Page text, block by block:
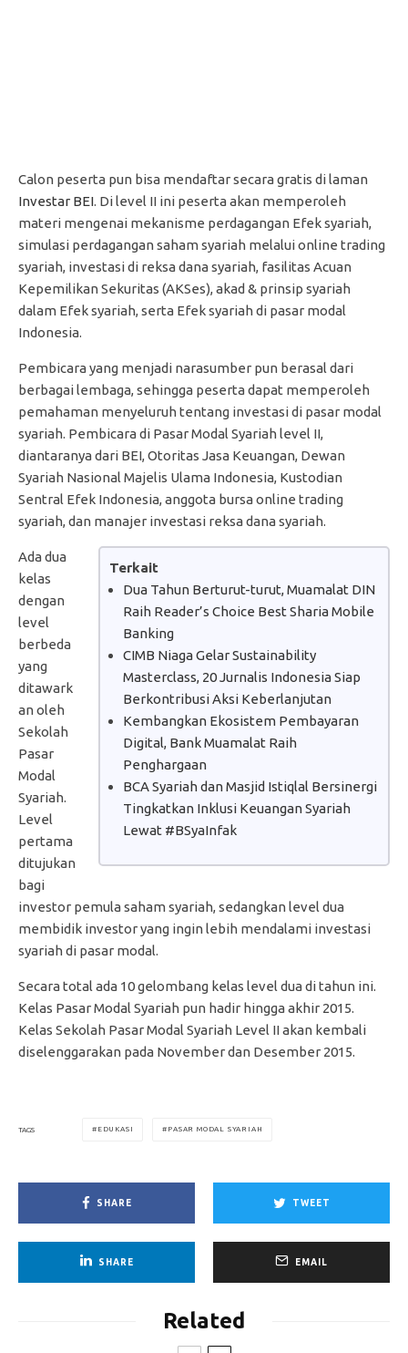
Calon peserta pun bisa mendaftar secara gratis di laman
Investar BEI. Di level II ini peserta akan memperoleh
materi mengenai mekanisme perdagangan Efek syariah,
simulasi perdagangan saham syariah melalui online trading
syariah, investasi di reksa dana syariah, fasilitas Acuan
Kepemilikan Sekuritas (AKSes), akad & prinsip syariah
dalam Efek syariah, serta Efek syariah di pasar modal
Indonesia.
Pembicara yang menjadi narasumber pun berasal dari
berbagai lembaga, sehingga peserta dapat memperoleh
pemahaman menyeluruh tentang investasi di pasar modal
syariah. Pembicara di Pasar Modal Syariah level II,
diantaranya dari BEI, Otoritas Jasa Keuangan, Dewan
Syariah Nasional Majelis Ulama Indonesia, Kustodian
Sentral Efek Indonesia, anggota bursa online trading
syariah, dan manajer investasi reksa dana syariah.
Terkait
Dua Tahun Berturut-turut, Muamalat DIN
Raih Reader’s Choice Best Sharia Mobile
Banking
CIMB Niaga Gelar Sustainability
Masterclass, 20 Jurnalis Indonesia Siap
Berkontribusi Aksi Keberlanjutan
Kembangkan Ekosistem Pembayaran
Digital, Bank Muamalat Raih
Penghargaan
BCA Syariah dan Masjid Istiqlal Bersinergi
Tingkatkan Inklusi Keuangan Syariah
Lewat #BSyaInfak
Ada dua
kelas
dengan
level
berbeda
yang
ditawark
an oleh
Sekolah
Pasar
Modal
Syariah.
Level
pertama
ditujukan
bagi
investor pemula saham syariah, sedangkan level dua
membidik investor yang ingin lebih mendalami investasi
syariah di pasar modal.
Secara total ada 10 gelombang kelas level dua di tahun ini.
Kelas Pasar Modal Syariah pun hadir hingga akhir 2015.
Kelas Sekolah Pasar Modal Syariah Level II akan kembali
diselenggarakan pada November dan Desember 2015.
TAGS EDUKASI PASAR MODAL SYARIAH
SHARE TWEET
SHARE EMAIL
Related